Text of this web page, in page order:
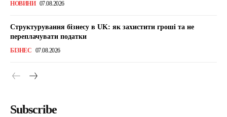
НОВИНИ 07.08.2026
Структурування бізнесу в UK: як захистити гроші та не
переплачувати податки
БІЗНЕС 07.08.2026
Subscribe